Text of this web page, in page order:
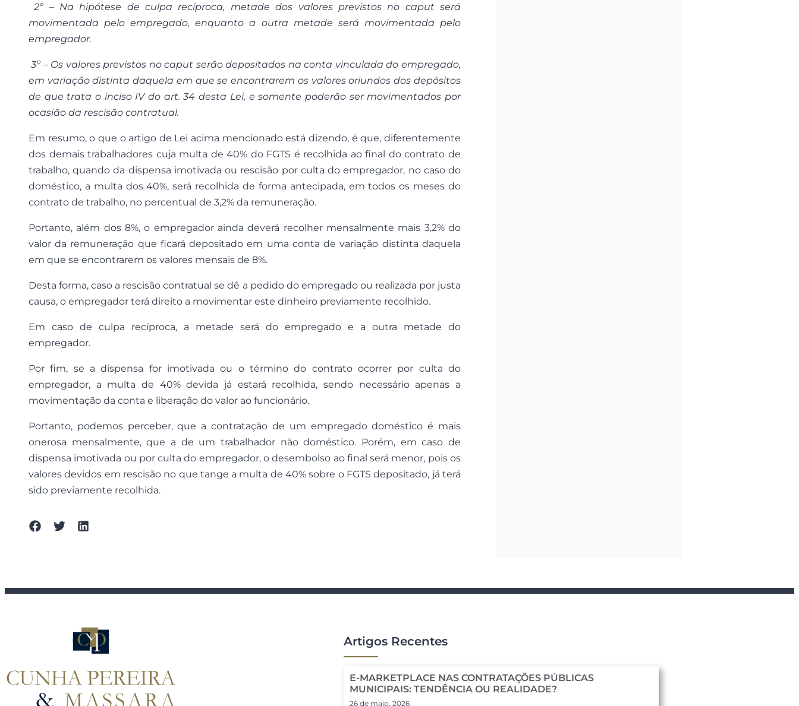
2º – Na hipótese de culpa recíproca, metade dos valores previstos no caput será
movimentada pelo empregado, enquanto a outra metade será movimentada pelo
empregador.
3º – Os valores previstos no caput serão depositados na conta vinculada do empregado,
em variação distinta daquela em que se encontrarem os valores oriundos dos depósitos
de que trata o inciso IV do art. 34 desta Lei, e somente poderão ser movimentados por
ocasião da rescisão contratual.
Em resumo, o que o artigo de Lei acima mencionado está dizendo, é que, diferentemente
dos demais trabalhadores cuja multa de 40% do FGTS é recolhida ao final do contrato de
trabalho, quando da dispensa imotivada ou rescisão por culta do empregador, no caso do
doméstico, a multa dos 40%, será recolhida de forma antecipada, em todos os meses do
contrato de trabalho, no percentual de 3,2% da remuneração.
Portanto, além dos 8%, o empregador ainda deverá recolher mensalmente mais 3,2% do
valor da remuneração que ficará depositado em uma conta de variação distinta daquela
em que se encontrarem os valores mensais de 8%.
Desta forma, caso a rescisão contratual se dê a pedido do empregado ou realizada por justa
causa, o empregador terá direito a movimentar este dinheiro previamente recolhido.
Em caso de culpa recíproca, a metade será do empregado e a outra metade do
empregador.
Por fim, se a dispensa for imotivada ou o término do contrato ocorrer por culta do
empregador, a multa de 40% devida já estará recolhida, sendo necessário apenas a
movimentação da conta e liberação do valor ao funcionário.
Portanto, podemos perceber, que a contratação de um empregado doméstico é mais
onerosa mensalmente, que a de um trabalhador não doméstico. Porém, em caso de
dispensa imotivada ou por culta do empregador, o desembolso ao final será menor, pois os
valores devidos em rescisão no que tange a multa de 40% sobre o FGTS depositado, já terá
sido previamente recolhida.
Artigos Recentes
E-MARKETPLACE NAS CONTRATAÇÕES PÚBLICAS
MUNICIPAIS: TENDÊNCIA OU REALIDADE?
26 de maio, 2026